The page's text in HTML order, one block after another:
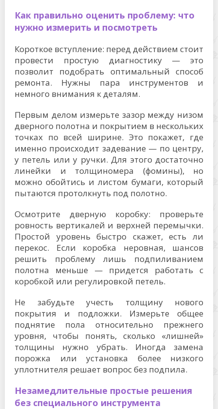
Как правильно оценить проблему: что
нужно измерить и посмотреть
Короткое вступление: перед действием стоит
провести простую диагностику — это
позволит подобрать оптимальный способ
ремонта. Нужны пара инструментов и
немного внимания к деталям.
Первым делом измерьте зазор между низом
дверного полотна и покрытием в нескольких
точках по всей ширине. Это покажет, где
именно происходит задевание — по центру,
у петель или у ручки. Для этого достаточно
линейки и толщиномера (фомины), но
можно обойтись и листом бумаги, который
пытаются протолкнуть под полотно.
Осмотрите дверную коробку: проверьте
ровность вертикалей и верхней перемычки.
Простой уровень быстро скажет, есть ли
перекос. Если коробка неровная, шансов
решить проблему лишь подпиливанием
полотна меньше — придется работать с
коробкой или регулировкой петель.
Не забудьте учесть толщину нового
покрытия и подложки. Измерьте общее
поднятие пола относительно прежнего
уровня, чтобы понять, сколько «лишней»
толщины нужно убрать. Иногда замена
порожка или установка более низкого
уплотнителя решает вопрос без подпила.
Незамедлительные простые решения
без специального инструмента